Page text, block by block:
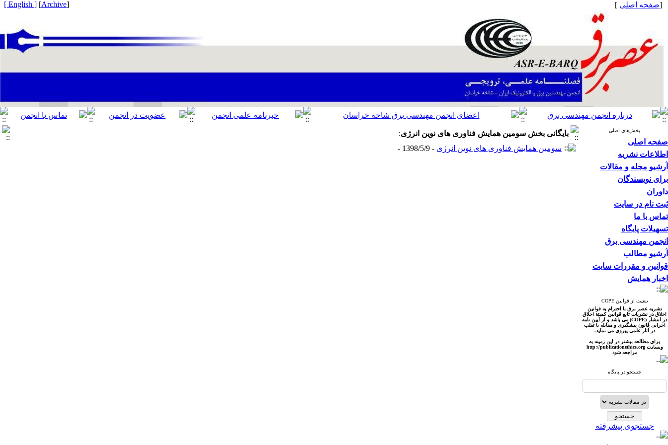
[صفحه اصلی ]
[
Archive
]
[ English ]
بخش‌های اصلی
صفحه اصلی
اطلاعات نشریه
آرشیو مجله و مقالات
برای نویسندگان
داوران
ثبت نام در سایت
تماس با ما
تسهیلات پایگاه
انجمن مهندسی برق
آرشیو مطالب
قوانین و مقررات سایت
اخبار همایش
تبعیت از قوانین COPE
نشریه عصر برق با احترام به قوانین
اخلاق در نشریات تابع قوانین کمیتۀ اخلاق
در انتشار (COPE) می باشد و از آیین نامه
اجرایی قانون پیشگیری و مقابله با تقلب
در آثار علمی پیروی می نماید.
برای مطالعه بیشتر در این زمینه به
وبسایت http://publicationethics.org
مراجعه شود
جستجو در پایگاه
جستجوی پیشرفته
بایگانی بخش سومین همایش فناوری های نوین انرژی:
سومین همایش فناوری های نوین انرژی - 1398/5/9 -